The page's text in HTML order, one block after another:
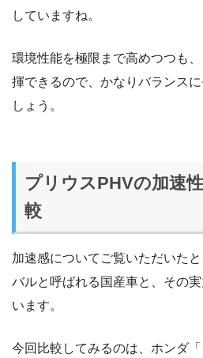
していますね。
環境性能を極限まで高めつつも
揮できるので、かなりバランス
しょう。
プリウスPHVの加速
較
加速感についてご覧いただいた
バルと呼ばれる国産車と、その
います。
今回比較してみるのは、ホンダ「